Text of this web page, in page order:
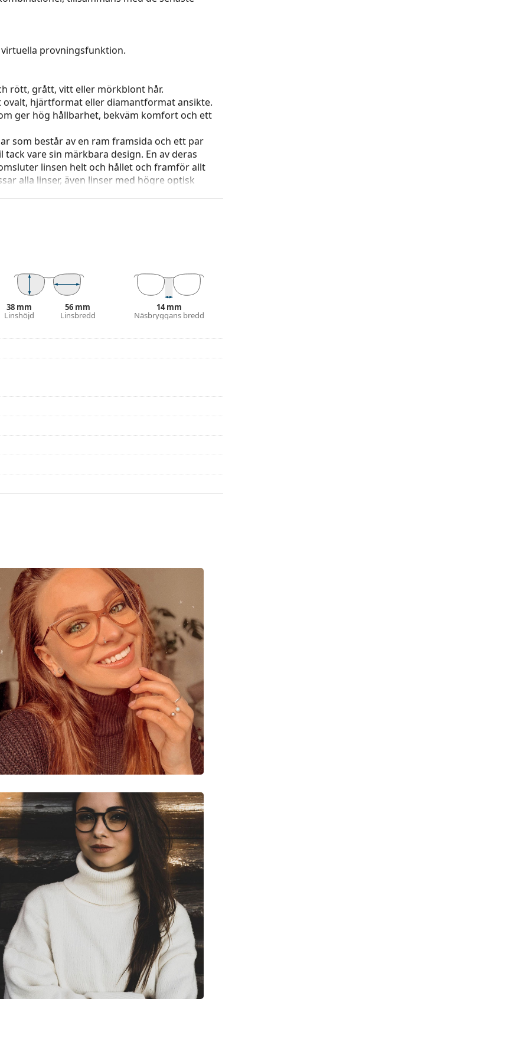
provningsfunktion.
rött, grått, vitt eller mörkblont hår.
hjärtformat eller diamantformat ansikte.
ger hög hållbarhet, bekväm komfort och ett
som består av en ram framsida och ett par
vare sin märkbara design. En av deras
linsen helt och hållet och framför allt
alla linser, även linser med högre optisk
skötsel av glasögon. Observera att vissa
eller kolla in vår glasögonguideom du
före användning
38 mm
Linshöjd
56 mm
Linsbredd
14 mm
Näsbryggans bredd